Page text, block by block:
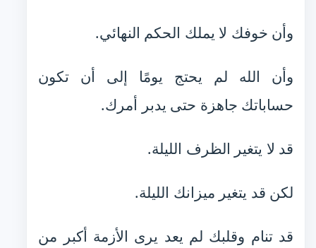
وأن خوفك لا يملك الحكم النهائي.
وأن الله لم يحتج يومًا إلى أن تكون
حساباتك جاهزة حتى يدبر أمرك.
قد لا يتغير الظرف الليلة.
لكن قد يتغير ميزانك الليلة.
قد تنام وقلبك لم يعد يرى الأزمة أكبر من